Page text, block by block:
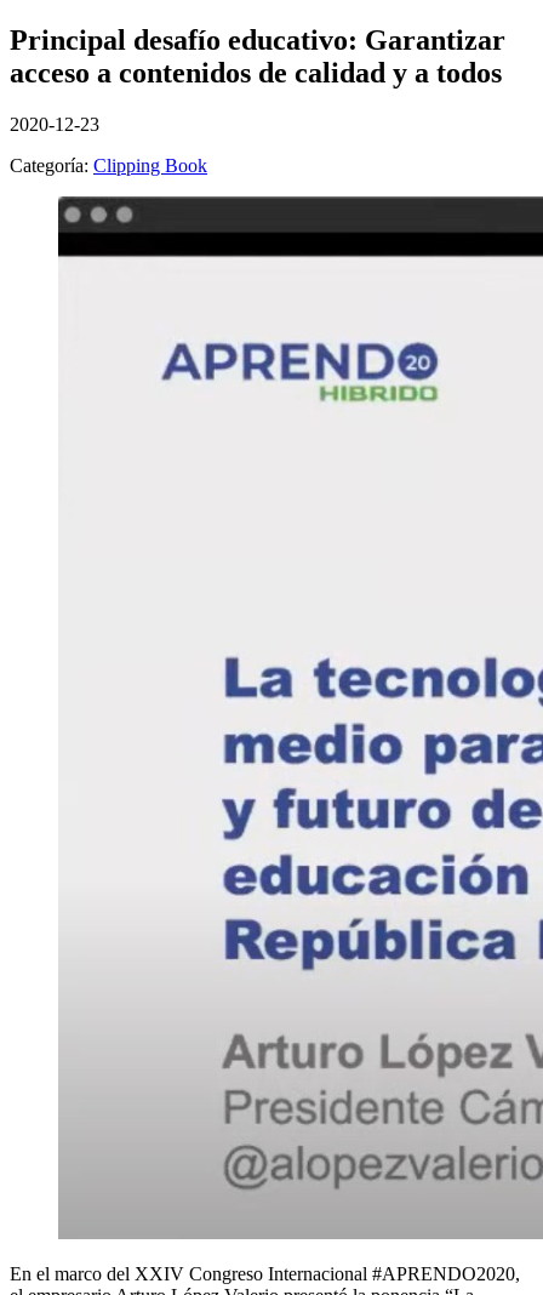
Principal desafío educativo: Garantizar
acceso a contenidos de calidad y a todos
2020-12-23
Categoría: Clipping Book
En el marco del XXIV Congreso Internacional #APRENDO2020,